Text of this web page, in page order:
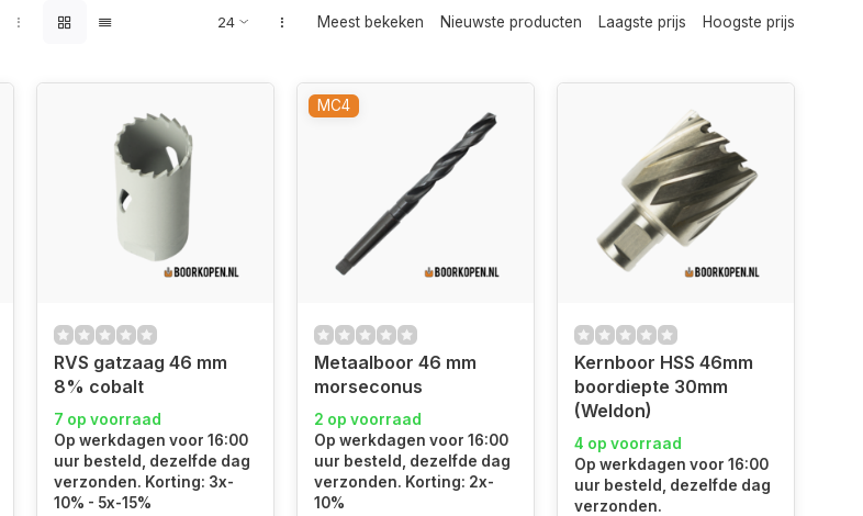
Meest bekeken Nieuwste producten Laagste prijs Hoogste prijs
RVS gatzaag 46 mm
8% cobalt
7 op voorraad
Op werkdagen voor 16:00
uur besteld, dezelfde dag
verzonden. Korting: 3x-
10% - 5x-15%
MC4
Metaalboor 46 mm
morseconus
2 op voorraad
Op werkdagen voor 16:00
uur besteld, dezelfde dag
verzonden. Korting: 2x-
10%
Kernboor HSS 46mm
boordiepte 30mm
(Weldon)
4 op voorraad
Op werkdagen voor 16:00
uur besteld, dezelfde dag
verzonden.